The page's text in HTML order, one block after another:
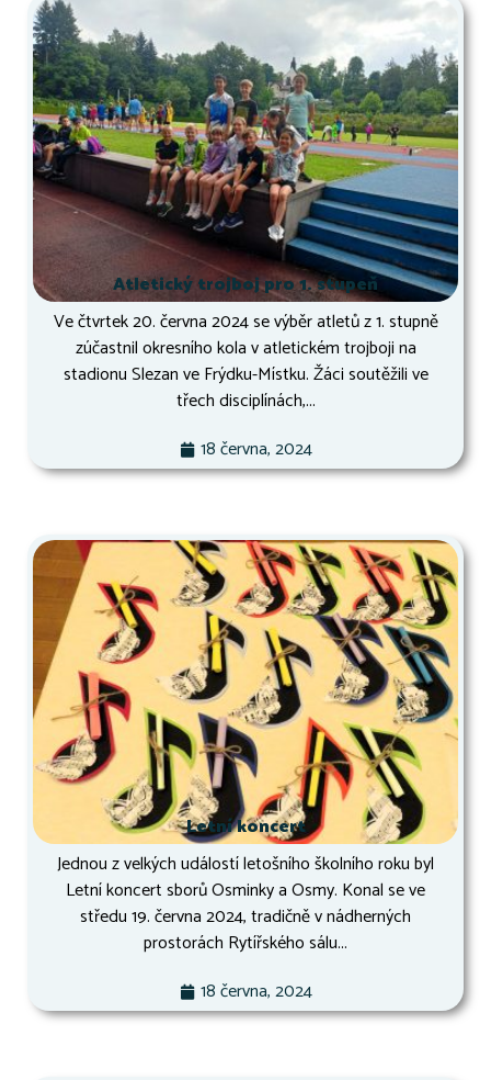
Atletický trojboj pro 1. stupeň
Ve čtvrtek 20. června 2024 se výběr atletů z 1. stupně
zúčastnil okresního kola v atletickém trojboji na
stadionu Slezan ve Frýdku-Místku. Žáci soutěžili ve
třech disciplínách,...
18 června, 2024
Letní koncert
Jednou z velkých událostí letošního školního roku byl
Letní koncert sborů Osminky a Osmy. Konal se ve
středu 19. června 2024, tradičně v nádherných
prostorách Rytířského sálu...
18 června, 2024